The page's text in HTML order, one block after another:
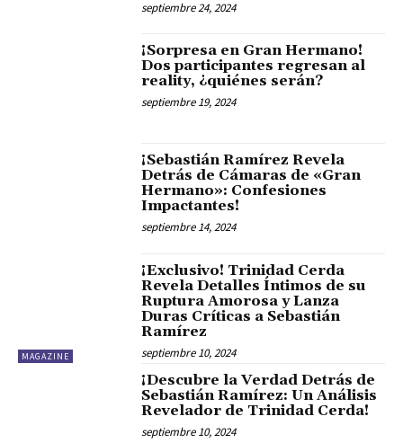
septiembre 24, 2024
¡Sorpresa en Gran Hermano!
Dos participantes regresan al
reality, ¿quiénes serán?
septiembre 19, 2024
¡Sebastián Ramírez Revela
Detrás de Cámaras de «Gran
Hermano»: Confesiones
Impactantes!
septiembre 14, 2024
MAGAZINE
¡Exclusivo! Trinidad Cerda
Revela Detalles Íntimos de su
Ruptura Amorosa y Lanza
Duras Críticas a Sebastián
Ramírez
septiembre 10, 2024
¡Descubre la Verdad Detrás de
Sebastián Ramírez: Un Análisis
Revelador de Trinidad Cerda!
septiembre 10, 2024